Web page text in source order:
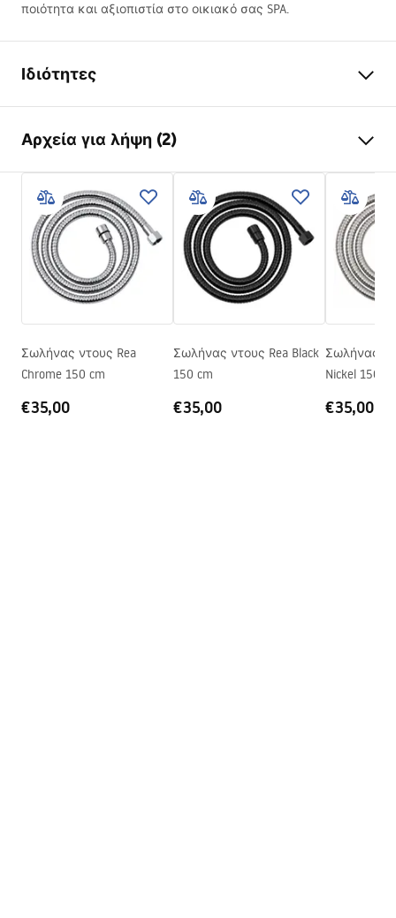
ποιότητα και αξιοπιστία στο οικιακό σας SPA.
Ιδιότητες
Εγγύηση
Υλικό
ανοξείδωτο ατσάλι, ABS
Βάρος
1kg
Κωδικός κατασκευαστή
JS-016G
Χρώμα
Χρυσό
Αρχεία για λήψη (2)
Πληροφορίες ασφαλείας
WARUNKI_BEZPIECZENSTWA_AKCESORIA_LAZIENKOWE.
Όροι εγγύησης
Warranty_Terms_and_Conditions_Accessories_-_24.pdf
Σωλήνας ντους Rea
Chrome 150 cm
€35,00
Σωλήνας ντους Rea Black
150 cm
€35,00
Σωλήνας
Nickel 150
€35,00